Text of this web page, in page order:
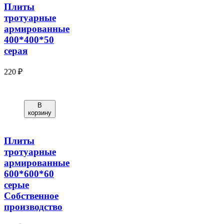
Плиты
тротуарные
армированные
400*400*50
серая
220 ₽
В
корзину
Плиты
тротуарные
армированные
600*600*60
серые
Собственное
производство